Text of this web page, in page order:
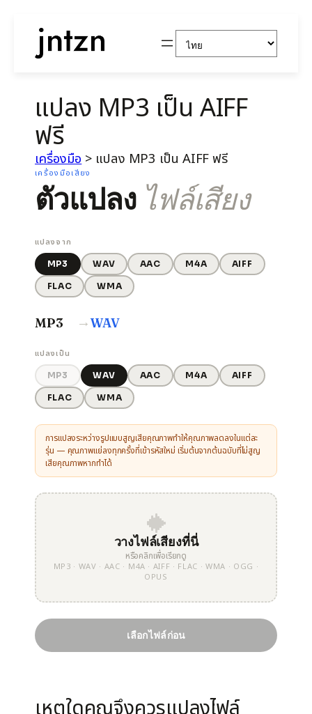
Choose
a
แปลง MP3 เป็น AIFF
ฟรี
เครื่องมือ> แปลง MP3 เป็น AIFF ฟรี
เครื่องมือเสียง
ตัวแปลง ไฟล์เสียง
แปลงจาก
MP3 WAV AAC M4A AIFF
FLAC WMA
MP3 →WAV
แปลงเป็น
MP3 WAV AAC M4A AIFF
FLAC WMA
การแปลงระหว่างรูปแบบสูญเสียคุณภาพทำให้คุณภาพลดลงในแต่ละ
รุ่น — คุณภาพแย่ลงทุกครั้งที่เข้ารหัสใหม่ เริ่มต้นจากต้นฉบับที่ไม่สูญ
เสียคุณภาพหากทำได้
วางไฟล์เสียงที่นี่
หรือคลิกเพื่อเรียกดู
MP3 · WAV · AAC · M4A · AIFF · FLAC · WMA · OGG ·
OPUS
เลือกไฟล์ก่อน